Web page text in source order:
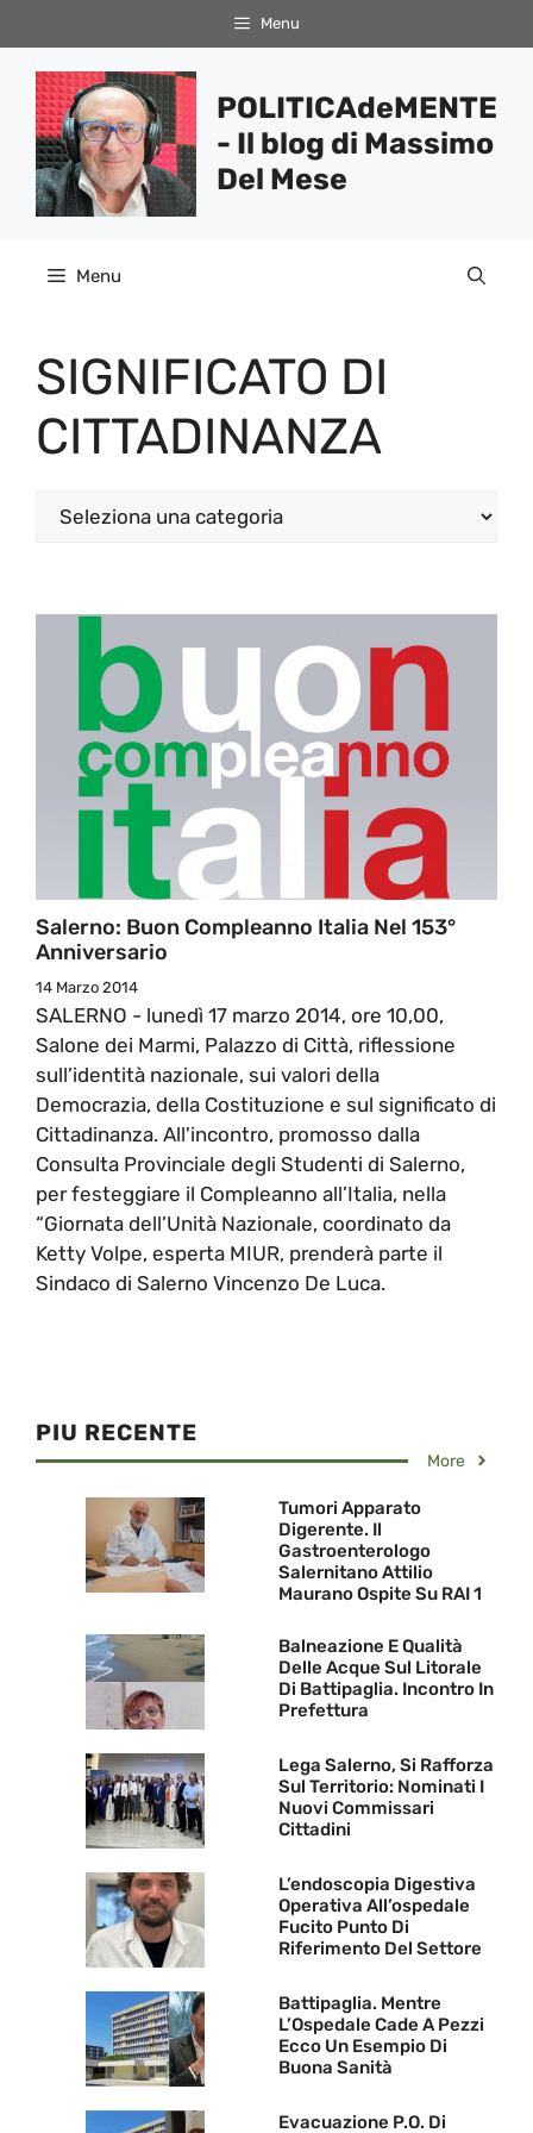
al
contenuto
Menu
POLITICAdeMENTE
- Il blog di Massimo
Del Mese
Menu
SIGNIFICATO DI
CITTADINANZA
Categorie
Salerno: Buon Compleanno Italia Nel 153°
Anniversario
14 Marzo 2014
SALERNO - lunedì 17 marzo 2014, ore 10,00,
Salone dei Marmi, Palazzo di Città, riflessione
sull’identità nazionale, sui valori della
Democrazia, della Costituzione e sul significato di
Cittadinanza. All'incontro, promosso dalla
Consulta Provinciale degli Studenti di Salerno,
per festeggiare il Compleanno all’Italia, nella
“Giornata dell’Unità Nazionale, coordinato da
Ketty Volpe, esperta MIUR, prenderà parte il
Sindaco di Salerno Vincenzo De Luca.
PIU RECENTE
More
Tumori Apparato
Digerente. Il
Gastroenterologo
Salernitano Attilio
Maurano Ospite Su RAI 1
Balneazione E Qualità
Delle Acque Sul Litorale
Di Battipaglia. Incontro In
Prefettura
Lega Salerno, Si Rafforza
Sul Territorio: Nominati I
Nuovi Commissari
Cittadini
L’endoscopia Digestiva
Operativa All’ospedale
Fucito Punto Di
Riferimento Del Settore
Battipaglia. Mentre
L’Ospedale Cade A Pezzi
Ecco Un Esempio Di
Buona Sanità
Evacuazione P.O. Di